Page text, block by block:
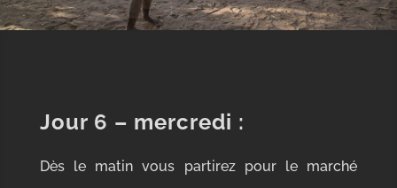
Jour 6 – mercredi :
Dès le matin vous partirez pour le marché